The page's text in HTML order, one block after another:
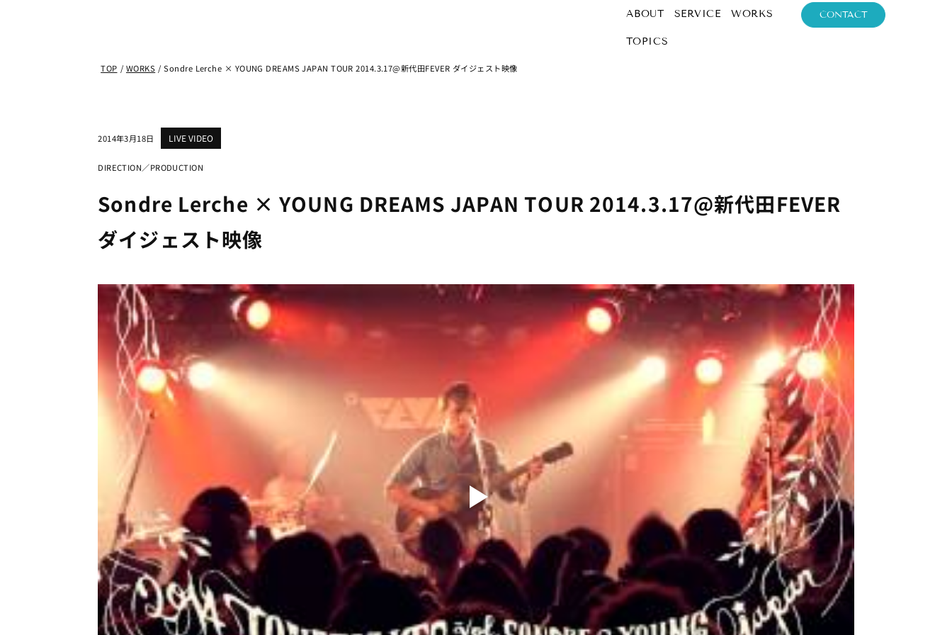
ABOUT SERVICE WORKS
TOPICS
CONTACT
TOP / WORKS / Sondre Lerche × YOUNG DREAMS JAPAN TOUR 2014.3.17@新代田FEVER ダイジェスト映像
2014年3月18日 LIVE VIDEO
DIRECTION／PRODUCTION
Sondre Lerche × YOUNG DREAMS JAPAN TOUR 2014.3.17@新代田FEVER
ダイジェスト映像